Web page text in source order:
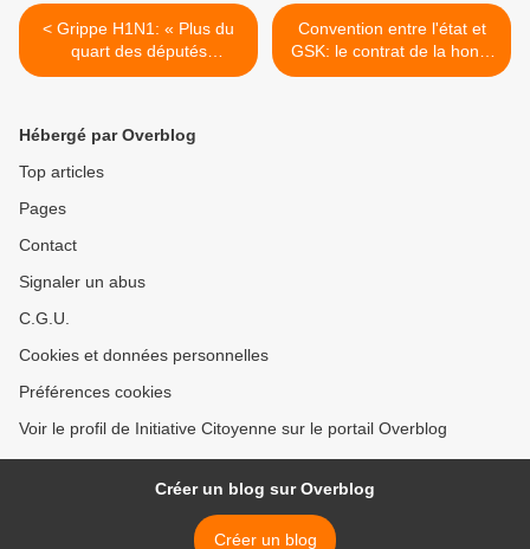
< Grippe H1N1: « Plus du
quart des députés
européens souhaitent une
Convention entre l'état et
GSK: le contrat de la honte
>
Hébergé par Overblog
Top articles
Pages
Contact
Signaler un abus
C.G.U.
Cookies et données personnelles
Préférences cookies
Voir le profil de Initiative Citoyenne sur le portail Overblog
Créer un blog sur Overblog
Créer un blog